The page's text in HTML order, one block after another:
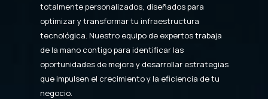
totalmente personalizados, diseñados para
optimizar y transformar tu infraestructura
tecnológica. Nuestro equipo de expertos trabaja
de la mano contigo para identificar las
oportunidades de mejora y desarrollar estrategias
que impulsen el crecimiento y la eficiencia de tu
negocio.